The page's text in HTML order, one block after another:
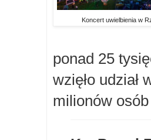
Koncert uwielbienia w
ponad 25
wzięło udział
milionów